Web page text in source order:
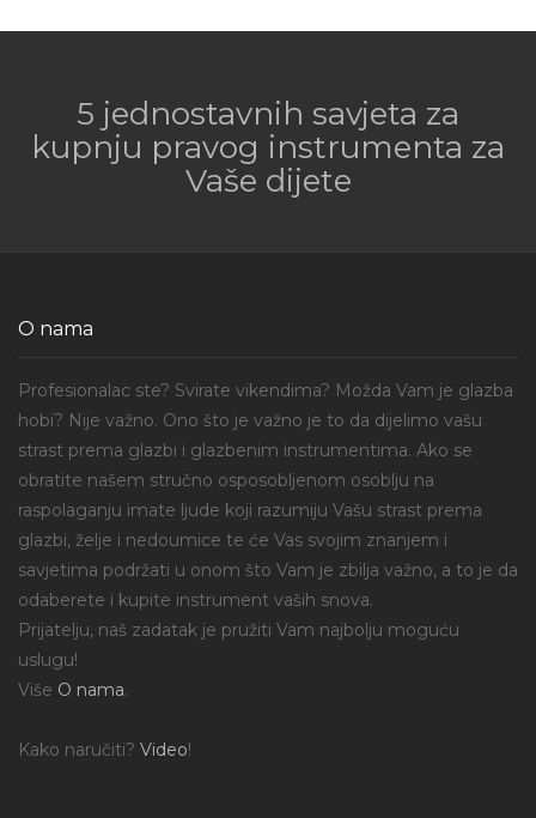
5 jednostavnih savjeta za
kupnju pravog instrumenta za
Vaše dijete
O nama
Profesionalac ste? Svirate vikendima? Možda Vam je glazba
hobi? Nije važno. Ono što je važno je to da dijelimo vašu
strast prema glazbi i glazbenim instrumentima. Ako se
obratite našem stručno osposobljenom osoblju na
raspolaganju imate ljude koji razumiju Vašu strast prema
glazbi, želje i nedoumice te će Vas svojim znanjem i
savjetima podržati u onom što Vam je zbilja važno, a to je da
odaberete i kupite instrument vaših snova.
Prijatelju, naš zadatak je pružiti Vam najbolju moguću
uslugu!
Više O nama.
Kako naručiti? Video!